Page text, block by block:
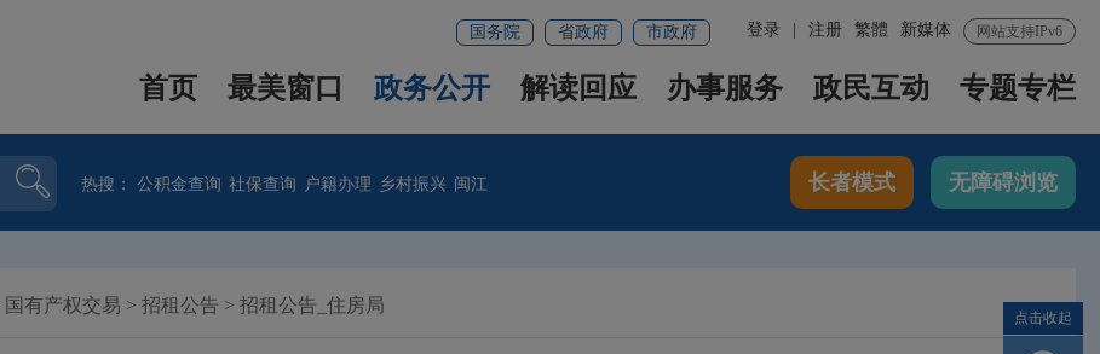
网站支持IPv6
新媒体
繁體
登录 注册
国务院 省政府 市政府
首页 最美窗口 政务公开 解读回应 办事服务 政民互动 专题专栏
热搜：公积金查询 社保查询 户籍办理 乡村振兴 闽江 长者模式 无障碍浏览
国有产权交易 > 招租公告 > 招租公告_住房局
点击收起